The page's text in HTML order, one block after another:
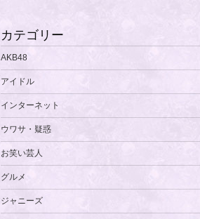
カテゴリー
AKB48
アイドル
インターネット
ウワサ・疑惑
お笑い芸人
グルメ
ジャニーズ